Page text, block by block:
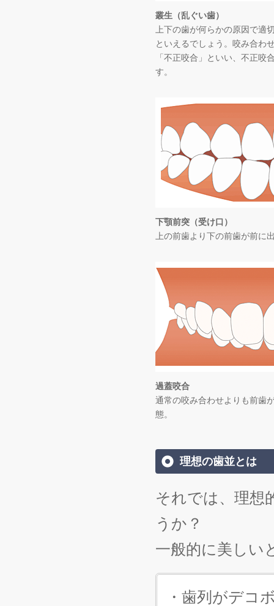
叢生（乱ぐい歯）
上下の歯が何らかの原因で適
といえるでしょう。咬み合わ
「不正咬合」といい、不正咬
す。
下顎前突（受け口）
上の前歯より下の前歯が前に
過蓋咬合
通常の咬み合わせよりも前歯
態。
理想の歯並とは
それでは、理想
うか？
一般的に美しい
・歯列がデコ